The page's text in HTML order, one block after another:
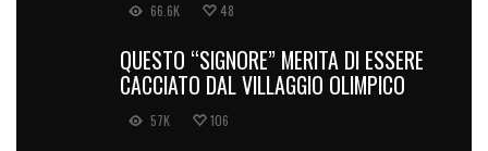
66.6K 48
QUESTO “SIGNORE” MERITA DI ESSERE
CACCIATO DAL VILLAGGIO OLIMPICO
57K 106